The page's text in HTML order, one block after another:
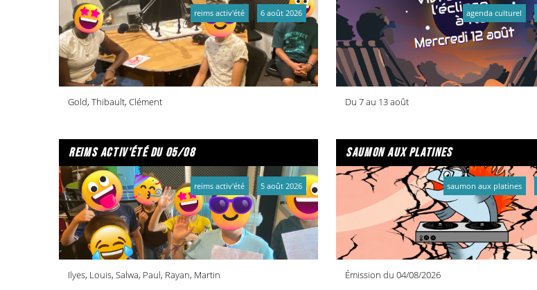
Gold, Thibault, Clément
reims activ'été 6 août 2026
Du 7 au 13 août
agenda culturel
reims activ'été du 05/08
Ilyes, Louis, Salwa, Paul, Rayan, Martin
reims activ'été 5 août 2026
saumon aux platines
Émission du 04/08/2026
saumon aux platines